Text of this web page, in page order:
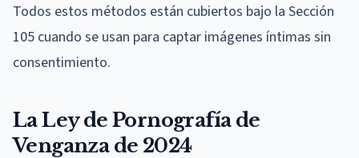
Todos estos métodos están cubiertos bajo la Sección
105 cuando se usan para captar imágenes íntimas sin
consentimiento.
La Ley de Pornografía de
Venganza de 2024